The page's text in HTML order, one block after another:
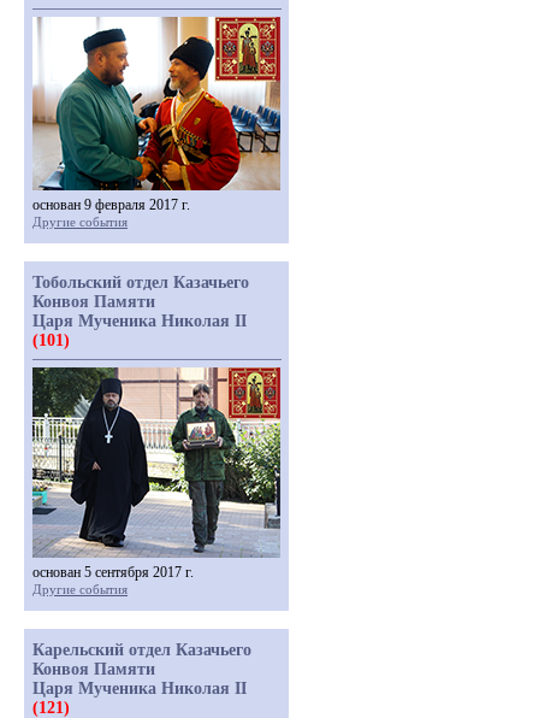
основан 9 февраля 2017 г.
Другие события
Тобольский отдел Казачьего
Конвоя Памяти
Царя Мученика Николая II
(101)
основан 5 сентября 2017 г.
Другие события
Карельский отдел Казачьего
Конвоя Памяти
Царя Мученика Николая II
(121)